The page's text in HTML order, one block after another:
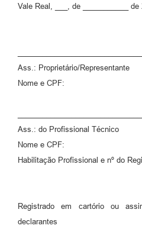
Vale Real, ___, de ___________ de
Ass.: Proprietário/Representante
Nome e CPF:
Ass.: do Profissional Técnico
Nome e CPF:
Habilitação Profissional e nº do
Registrado em cartório ou
declarantes